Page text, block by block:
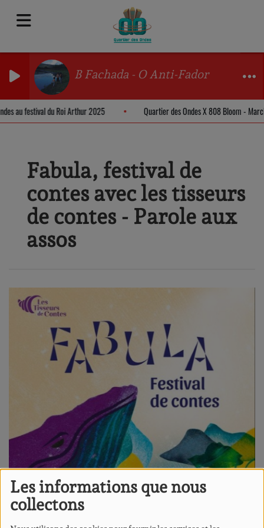
Les informations que nous
collectons
B Fachada - O Anti-Fador
au festival du Roi Arthur 2025 Quartier des Ondes X 808 Bloom -
Fabula, festival de
contes avec les tisseurs
de contes - Parole aux
assos